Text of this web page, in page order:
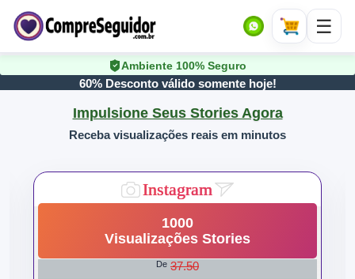
Ambiente 100% Seguro
60% Desconto válido somente hoje!
Impulsione Seus Stories Agora
Receba visualizações reais em minutos
Instagram
1000
Visualizações Stories
De 37.50